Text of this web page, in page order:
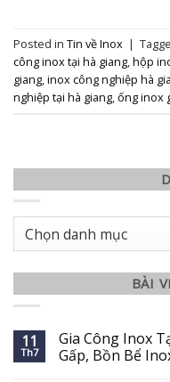
Posted in Tin về Inox |
công inox tại hà giang,hộp
giang,inox công nghiệp hà
nghiệp tại hà giang,ống inox
Danh
mục
BÀI
11
Th7
Gia Công Inox
Gấp, Bồn Bể